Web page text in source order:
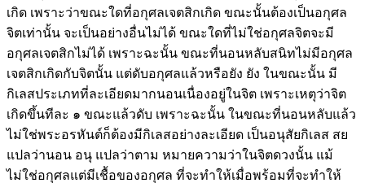
เกิด เพราะว่าขณะใดที่อกุศลเจตสิกเกิด ขณะนั้นต้องเป็นอกุศล
จิตเท่านั้น จะเป็นอย่างอื่นไม่ได้ ขณะใดที่ไม่ใช่อกุศลจิตจะมี
อกุศลเจตสิกไม่ได้ เพราะฉะนั้น ขณะที่นอนหลับสนิทไม่มีอกุศล
เจตสิกเกิดกับจิตนั้น แต่ดับอกุศลแล้วหรือยัง ยัง ในขณะนั้น มี
กิเลสประเภทที่ละเอียดมากนอนเนื่องอยู่ในจิต เพราะเหตุว่าจิต
เกิดขึ้นทีละ ๑ ขณะแล้วดับ เพราะฉะนั้น ในขณะที่นอนหลับแล้ว
ไม่ใช่พระอรหันต์ก็ต้องมีกิเลสอย่างละเอียด เป็นอนุสัยกิเลส สย
แปลว่านอน อนุ แปลว่าตาม หมายความว่าในจิตดวงนั้น แม้
ไม่ใช่อกุศลแต่มีเชื้อของอกุศล ที่จะทำให้เมื่อพร้อมที่จะทำให้